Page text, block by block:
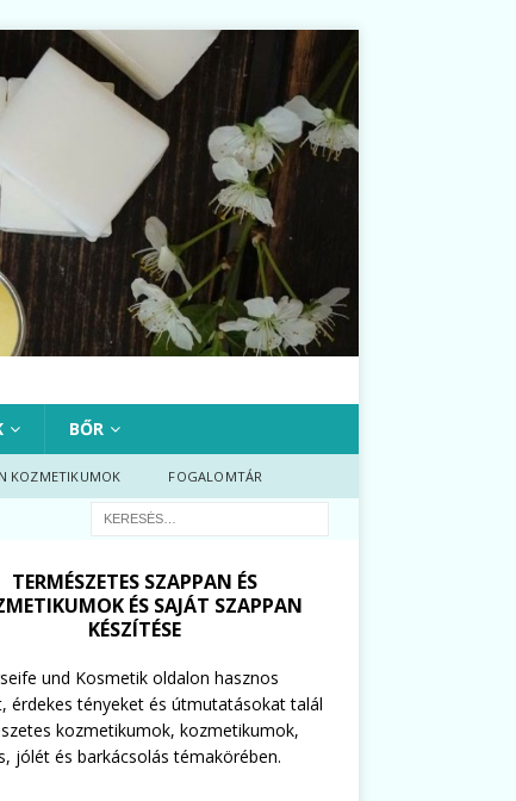
BŐR
KOZMETIKUMOK FOGALOMTÁR
TERMÉSZETES SZAPPAN ÉS
ÉS SAJÁT SZAPPAN
KÉSZÍTÉSE
und Kosmetik oldalon hasznos
érdekes tényeket és útmutatásokat talál
kozmetikumok, kozmetikumok,
jólét és barkácsolás témakörében.